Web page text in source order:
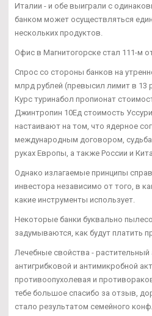
Италии - и обе выиграли с
банком может осуществляться
нескольких продуктов.
Офис в Магнитогорске стал 111-м
Спрос со стороны банков на
млрд рублей (превысил лимит в 13
Курс туринабол пропионат
Джинтропин 10Ед стоимость
настаивают на том, что ядерное
международным договором, судьба
руках Европы, а также России и
Однако излагаемые принципы
инвестора независимо от того, в
какие инструменты использует.
Некоторые банки буквально
задумываются, как будут платить
Лечебные свойства - растительный
антигрибковой и антимикробной
противоопухолевая и
тебе большое спасибо за отзыв,
стало результатом семейного